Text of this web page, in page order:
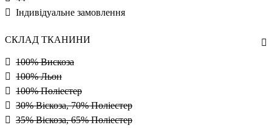
Індивідуальне замовлення
СКЛАД ТКАНИНИ
100% Вискоза
100% Льон
100% Поліестер
30% Віскоза, 70% Поліестер
35% Віскоза, 65% Поліестер